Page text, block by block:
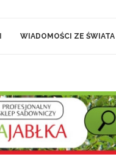
WIADOMOŚCI ZE ŚWIATA